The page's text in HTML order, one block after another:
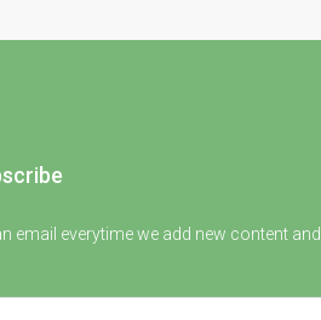
email everytime we add new content